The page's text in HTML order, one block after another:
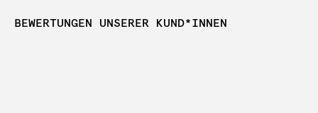
BEWERTUNGEN UNSERER KUND*INNEN